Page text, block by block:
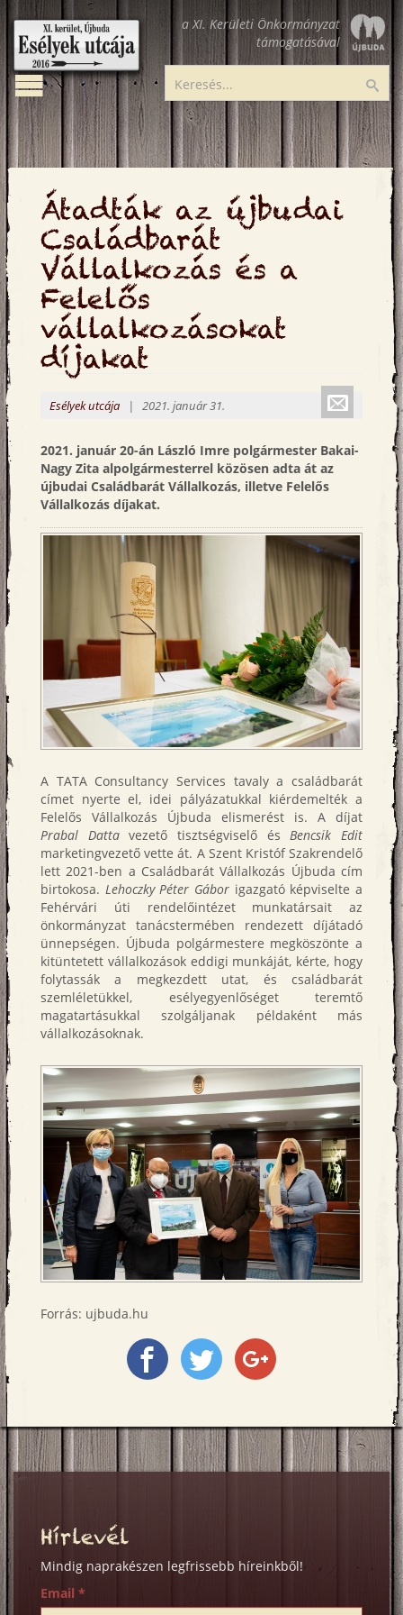
Ugrás
tartalomra
Esélyek
utcája
a XI. Kerületi Önkormányzat
támogatásával
Toggle
navigation
Átadták az újbudai
Családbarát
Vállalkozás és a
Felelős
vállalkozásokat
díjakat
Esélyek utcája | 2021. január 31.
2021. január 20-án László Imre polgármester Bakai-
Nagy Zita alpolgármesterrel közösen adta át az
újbudai Családbarát Vállalkozás, illetve Felelős
Vállalkozás díjakat.
A TATA Consultancy Services tavaly a családbarát
címet nyerte el, idei pályázatukkal kiérdemelték a
Felelős Vállalkozás Újbuda elismerést is. A díjat
Prabal Datta vezető tisztségviselő és Bencsik Edit
marketingvezető vette át. A Szent Kristóf Szakrendelő
lett 2021-ben a Családbarát Vállalkozás Újbuda cím
birtokosa. Lehoczky Péter Gábor igazgató képviselte a
Fehérvári úti rendelőintézet munkatársait az
önkormányzat tanácstermében rendezett díjátadó
ünnepségen. Újbuda polgármestere megköszönte a
kitüntetett vállalkozások eddigi munkáját, kérte, hogy
folytassák a megkezdett utat, és családbarát
szemléletükkel, esélyegyenlőséget teremtő
magatartásukkal szolgáljanak példaként más
vállalkozásoknak.
Forrás: ujbuda.hu
a
Facebookon
a
Twitter-
a
Google+
Hírlevél
Mindig naprakészen legfrissebb híreinkből!
Email *